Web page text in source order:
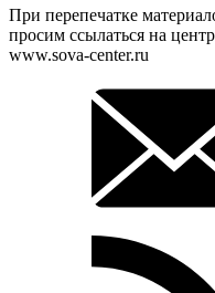
При перепечатке
просим ссылаться на
www.sova-center.ru